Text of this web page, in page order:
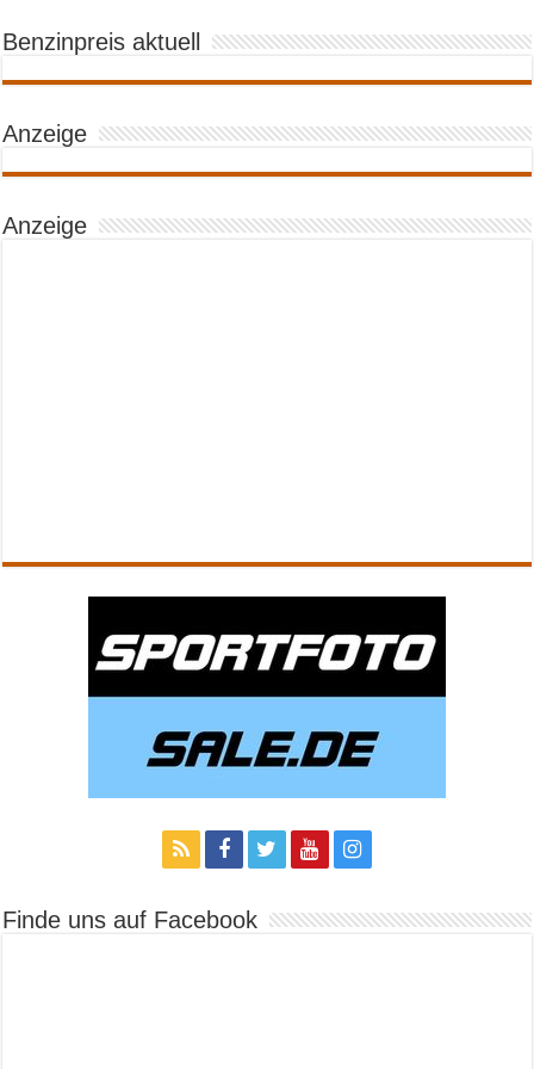
Benzinpreis aktuell
Anzeige
Anzeige
Finde uns auf Facebook